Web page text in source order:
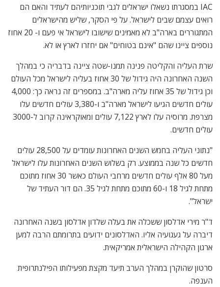
IAC במסגרתו נשאלו ישראלים לגבי תוכניותיהם לעתיד והאם הם
רואים עצמם שבים לישראל. על פי הסקר, שליש מהישראלים
המתגוררים בארה"ב לא מאמינים שישובו לישראל אי פעם ו- 20 אחוז
נוספים ציינו שהם "אינם בטוחים" אם יחזרו לארץ או לא.
שרת העליה והקליטה פנינה תמנו-שטה ציינה בדבריה כי במהלך
השנה האחרונה היה גידול של 30 אחוז בעליה לישראל מכל העולם
וכן גידול של 35 אחוז עליה מארה"ב. במספרים זה נראה כך: 4,000
עולים חדשים הגיעו לישראל מארה"ב ו-3,380 עולים חדשים עלו
מצרפת. מרוסיה עלו לארץ 7,122 עולים ומאוקראינה קרוב ל-3000
עולים חדשים.
"נתוני העליה בחמש השנים האחרונות עומדים על 28,500 עולים
חדשים כל שנה בממוצע. רק בשלוש השנים האחרונות עלו לישראל
מעל 80 אלף עולים חדשים מרחבי העולם כאשר 30 אחוז מתוכם
מתחת לגיל 18 ו-60 מתוכם מתחת לגיל 35. הם דור העתיד של
ישראל".
ד"ר מירי אדלסון ששכלה את בעלה שלדון אדלסון בשנה האחרונה
דיברה על געגועיה אליו. האדלסונים ידועים בתרומתם הרבה למען
ארגון הקהילה הישראלית אמריקאית.
סרטון שהוקרן במהלך הערב תיעד מקצת מפעילותו הפילנתרופית
הענפה.